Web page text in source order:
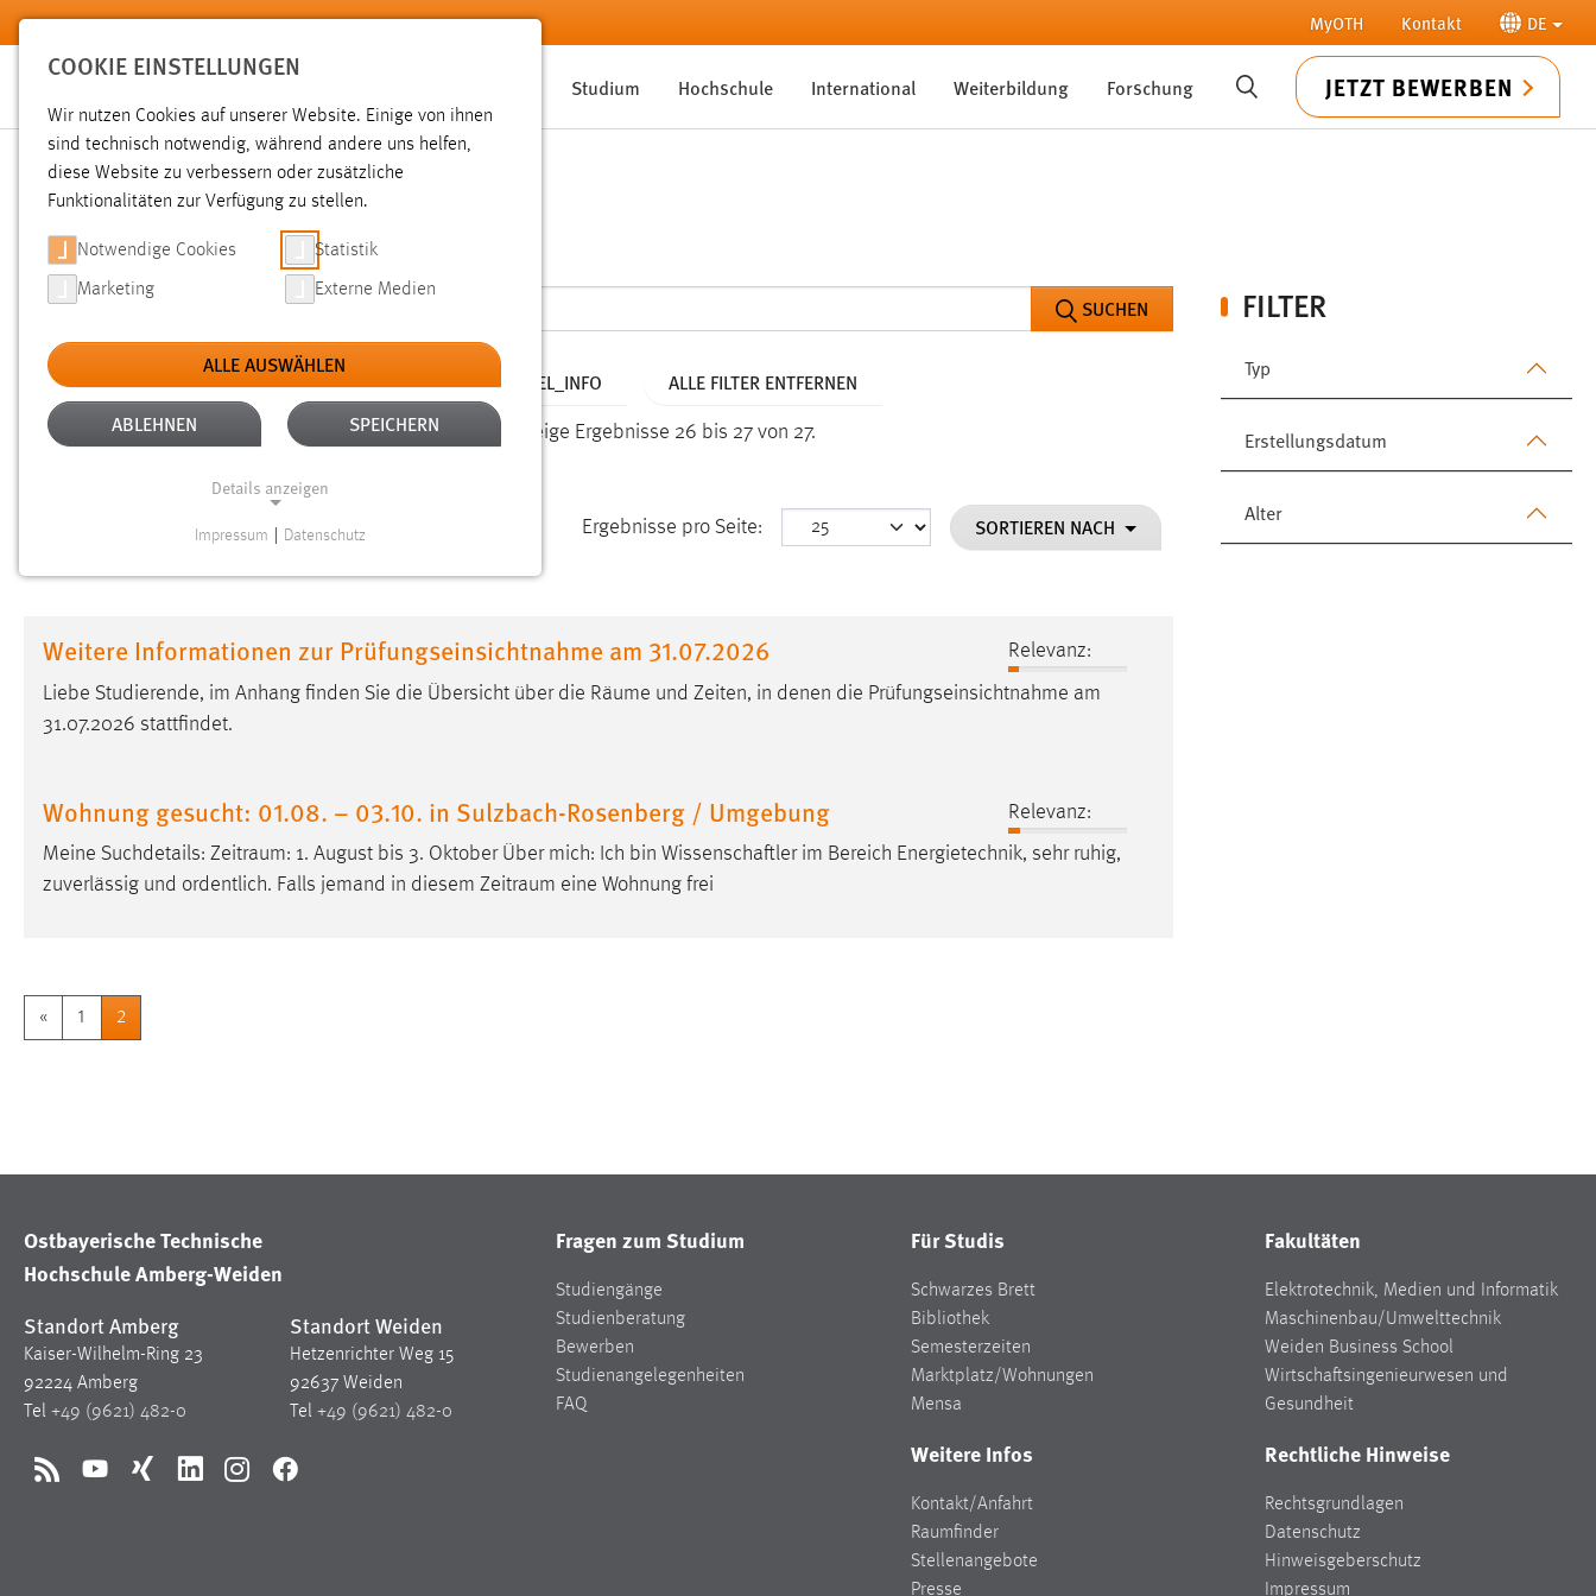
Zum Hauptinhalt springen MyOTH Kontakt DE
Studium Hochschule International Weiterbildung Forschung SUCHE JETZT BEWERBEN
SUCHE
FILTER
Typ
Erstellungsdatum
Alter
SUCHEN
Aktive Filter: TYP: TX_OTHAWORGANIZATION_DOMAIN_MODEL_INFO ALLE FILTER ENTFERNEN
Gesucht nach "raum". Es wurden 27 Ergebnisse gefunden. Zeige Ergebnisse 26 bis 27 von 27.
Ergebnisse pro Seite: SORTIEREN NACH
Weitere Informationen zur Prüfungseinsichtnahme am 31.07.2026
Relevanz:
Liebe Studierende, im Anhang finden Sie die Übersicht über die Räume und Zeiten, in denen die Prüfungseinsichtnahme am
31.07.2026 stattfindet.
Wohnung gesucht: 01.08. – 03.10. in Sulzbach-Rosenberg / Umgebung
Relevanz:
Meine Suchdetails: Zeitraum: 1. August bis 3. Oktober Über mich: Ich bin Wissenschaftler im Bereich Energietechnik, sehr ruhig,
zuverlässig und ordentlich. Falls jemand in diesem Zeitraum eine Wohnung frei
« 1 2
Ostbayerische Technische
Hochschule Amberg-Weiden
Standort Amberg
Kaiser-Wilhelm-Ring 23
92224 Amberg
Tel +49 (9621) 482-0
Standort Weiden
Hetzenrichter Weg 15
92637 Weiden
Tel +49 (9621) 482-0
RSS YouTubeXing LinkedInInstagramFacebook
Fragen zum Studium
Studiengänge
Studienberatung
Bewerben
Studienangelegenheiten
FAQ
Für Studis
Schwarzes Brett
Bibliothek
Semesterzeiten
Marktplatz/Wohnungen
Mensa
Fakultäten
Elektrotechnik, Medien und Informatik
Maschinenbau/Umwelttechnik
Weiden Business School
Wirtschaftsingenieurwesen und
Gesundheit
Weitere Infos
Kontakt/Anfahrt
Raumfinder
Stellenangebote
Presse
Rechtliche Hinweise
Rechtsgrundlagen
Datenschutz
Hinweisgeberschutz
Impressum
COOKIE EINSTELLUNGEN
Wir nutzen Cookies auf unserer Website. Einige von ihnen
sind technisch notwendig, während andere uns helfen,
diese Website zu verbessern oder zusätzliche
Funktionalitäten zur Verfügung zu stellen.
Notwendige Cookies Statistik
Marketing Externe Medien
ALLE AUSWÄHLEN
ABLEHNEN SPEICHERN
Details anzeigen
Website erforderlich.
Einverständnis
Dieser Cookie speichert die
ausgewählten Einverständnis-Optionen
des Benutzers
Cookie Laufzeit: 1 Jahr
Name:
Sprachpräferenz
Zweck:
Das Cookie speichert die gewählte
Cookie Laufzeit:
Chat
Name:
MibewSessionID, MIBEW_UserID,
mibew_locale, mibew-chat-frame-style-
Impressum Datenschutz